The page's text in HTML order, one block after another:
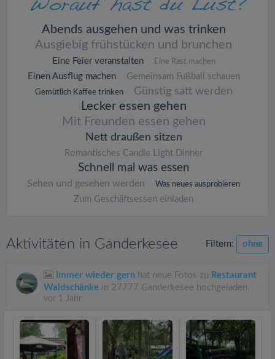
Abends ausgehen und was trinken
Ausgiebig frühstücken und brunchen
Eine Feier veranstalten Eine Rast machen
Einen Ausflug machen Gemeinsam Fußball schauen
Gemütlich Kaffee trinken Günstig satt werden
Lecker essen gehen
Mit Freunden essen gehen
Nett draußen sitzen
Romantisches Candle Light Dinner
Schnell mal was essen
Sehen und gesehen werden Was neues ausprobieren
Zum Geschäftsessen einladen
Aktivitäten in Ganderkesee Filtern: ohne
Immer wieder gern hat neue Fotos zu Restaurant
Waldschänke in 27777 Ganderkesee hochgeladen.
vor 1 Jahr